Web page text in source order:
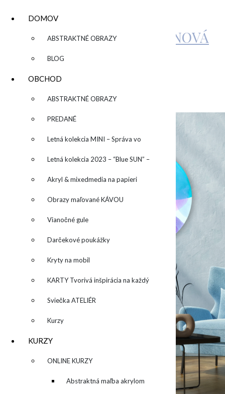
DOMOV
▼ ABSTRAKTNÉ OBRAZY
BLOG
OBCHOD
▼ ABSTRAKTNÉ OBRAZY
PREDANÉ
Letná kolekcia MINI – Správa vo
fľaši
Letná kolekcia 2023 – “Blue SUN” –
“Modré slnko”
Akryl & mixedmedia na papieri
Obrazy maľované KÁVOU
Vianočné gule
Darčekové poukážky
Kryty na mobil
KARTY Tvorivá inšpirácia na každý
deň
Sviečka ATELIÉR
Kurzy
KURZY
▼ ONLINE KURZY
▼ Abstraktná maľba akrylom
KATARÍNA SUJOVÁ KALMANOVÁ
HAPPY BUBBLES I
byadminLeave a Comment